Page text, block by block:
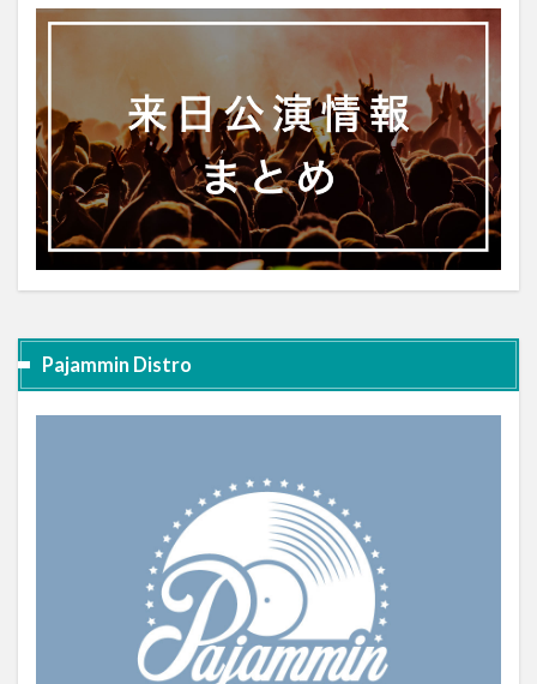
Pajammin Distro